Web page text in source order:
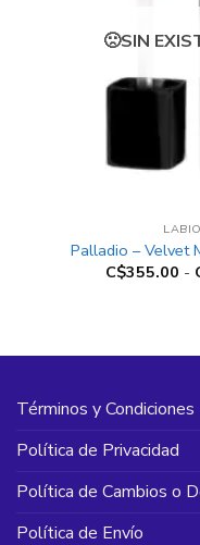
SIN
Palladio – Velvet
C$355.00 -
Términos y Condiciones
Política de Privacidad
Política de Cambios o
Política de Envío